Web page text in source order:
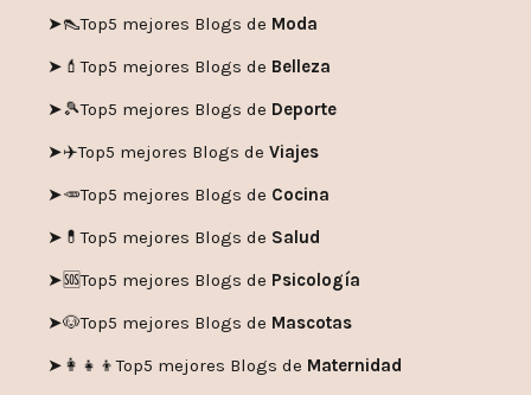
➤👠Top5 mejores Blogs de Moda
➤💄Top5 mejores Blogs de Belleza
➤🎾Top5 mejores Blogs de Deporte
➤✈️Top5 mejores Blogs de Viajes
➤🥕Top5 mejores Blogs de Cocina
➤💊Top5 mejores Blogs de Salud
➤🆘Top5 mejores Blogs de Psicología
➤🐶Top5 mejores Blogs de Mascotas
➤👩‍👧‍👦Top5 mejores Blogs de Maternidad